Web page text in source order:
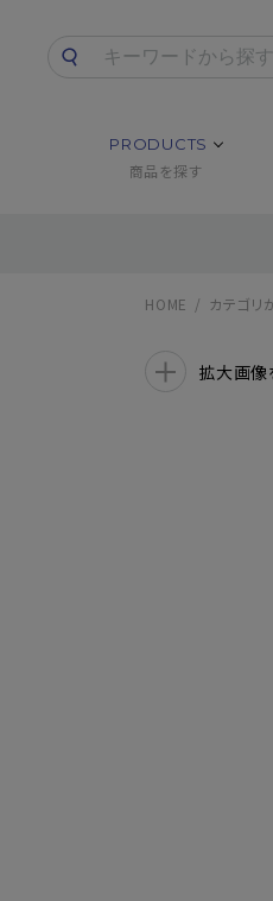
PRODUCTS
商品を探す
HOME カテゴリ
拡大画像